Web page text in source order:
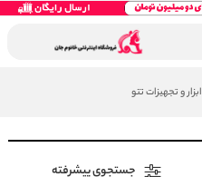
ابزار و تجهیزات تتو
جستجوی پیشرفته